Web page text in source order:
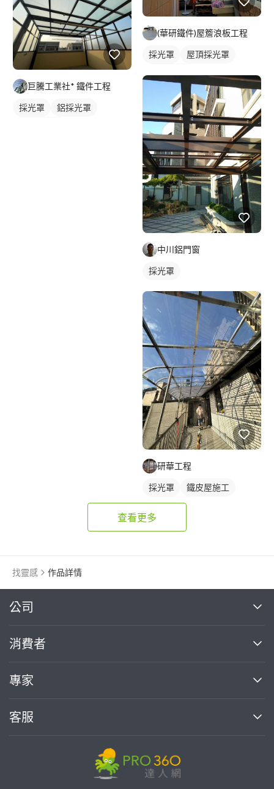
巨騰工業社* 鐵件工程
採光罩
鋁採光罩
(華研鐵件)屋簷浪板工程
採光罩
屋頂採光罩
中川鋁門窗
採光罩
研華工程
採光罩
鐵皮屋施工
玻璃採光罩
查看更多
找靈感 作品詳情
公司
關於我們
部落格
加入我們
消費者
買服務
熱門服務
專家
案件中心
客服
繼續完成